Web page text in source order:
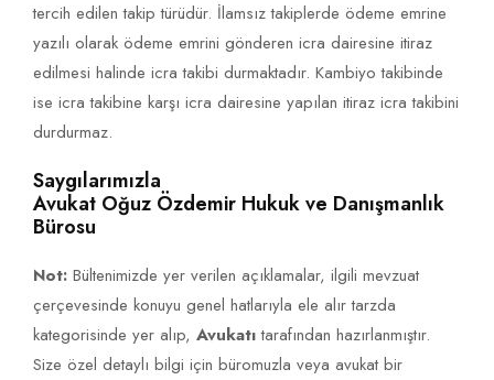
tercih edilen takip türüdür. İlamsız takiplerde ödeme emrine
yazılı olarak ödeme emrini gönderen icra dairesine itiraz
edilmesi halinde icra takibi durmaktadır. Kambiyo takibinde
ise icra takibine karşı icra dairesine yapılan itiraz icra takibini
durdurmaz.
Saygılarımızla
Avukat Oğuz Özdemir Hukuk ve Danışmanlık
Bürosu
Not: Bültenimizde yer verilen açıklamalar, ilgili mevzuat
çerçevesinde konuyu genel hatlarıyla ele alır tarzda
kategorisinde yer alıp, Avukatıtarafından hazırlanmıştır.
Size özel detaylı bilgi için büromuzla veya avukat bir